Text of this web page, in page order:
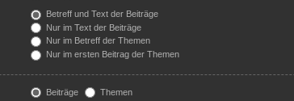
Betreff und Text der Beiträge
Nur im Text der Beiträge
Nur im Betreff der Themen
Nur im ersten Beitrag der Themen
Beiträge Themen